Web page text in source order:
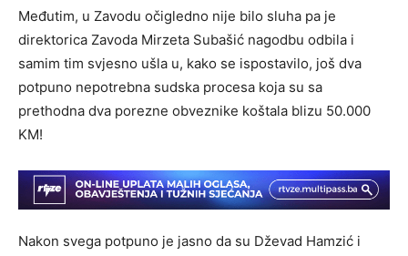
Međutim, u Zavodu očigledno nije bilo sluha pa je
direktorica Zavoda Mirzeta Subašić nagodbu odbila i
samim tim svjesno ušla u, kako se ispostavilo, još dva
potpuno nepotrebna sudska procesa koja su sa
prethodna dva porezne obveznike koštala blizu 50.000
KM!
Nakon svega potpuno je jasno da su Dževad Hamzić i